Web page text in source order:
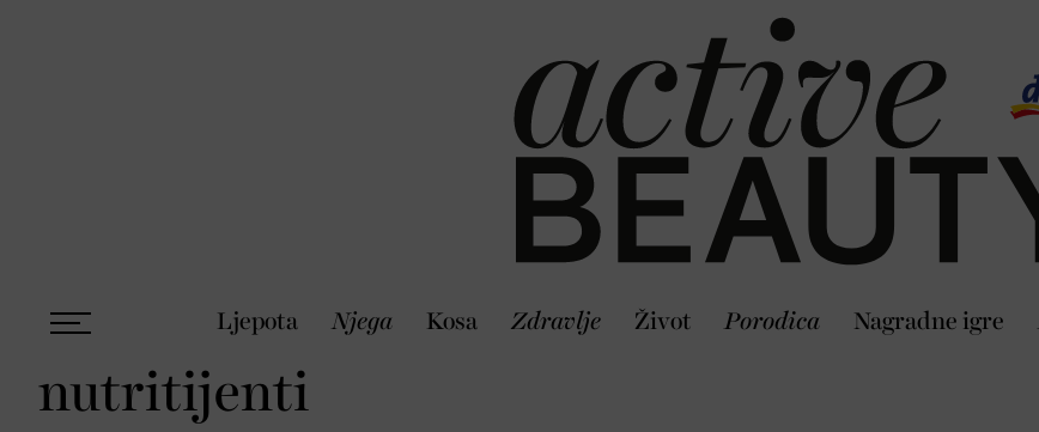
Ljepota Njega Kosa Zdravlje Život Porodica Nagradne igre
nutritijenti